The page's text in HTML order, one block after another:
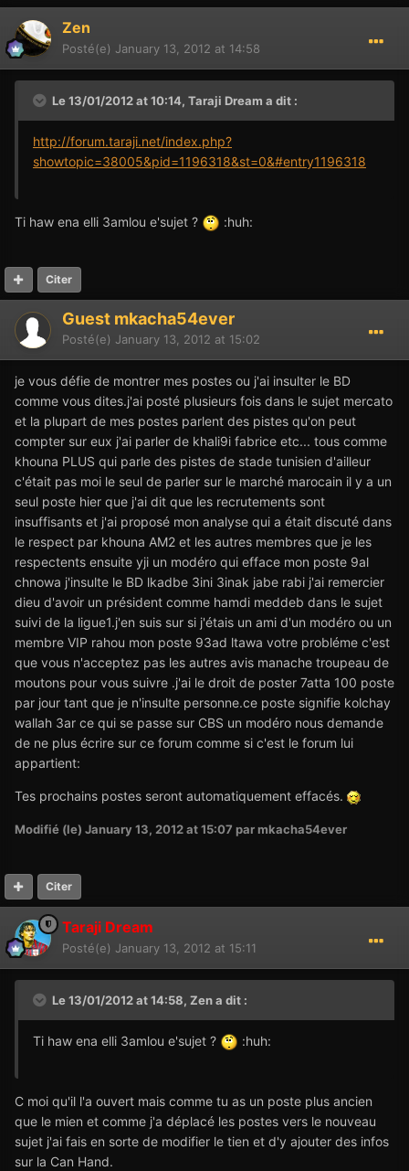
Zen
Posté(e) January 13, 2012 at 14:58
Le 13/01/2012 at 10:14, Taraji Dream a dit :
http://forum.taraji.net/index.php?
showtopic=38005&pid=1196318&st=0&#entry1196318
Ti haw ena elli 3amlou e'sujet ? :huh:
Citer
Guest mkacha54ever
Posté(e) January 13, 2012 at 15:02
je vous défie de montrer mes postes ou j'ai insulter le BD
comme vous dites.j'ai posté plusieurs fois dans le sujet mercato
et la plupart de mes postes parlent des pistes qu'on peut
compter sur eux j'ai parler de khali9i fabrice etc... tous comme
khouna PLUS qui parle des pistes de stade tunisien d'ailleur
c'était pas moi le seul de parler sur le marché marocain il y a un
seul poste hier que j'ai dit que les recrutements sont
insuffisants et j'ai proposé mon analyse qui a était discuté dans
le respect par khouna AM2 et les autres membres que je les
respectents ensuite yji un modéro qui efface mon poste 9al
chnowa j'insulte le BD lkadbe 3ini 3inak jabe rabi j'ai remercier
dieu d'avoir un président comme hamdi meddeb dans le sujet
suivi de la ligue1.j'en suis sur si j'étais un ami d'un modéro ou un
membre VIP rahou mon poste 93ad ltawa votre probléme c'est
que vous n'acceptez pas les autres avis manache troupeau de
moutons pour vous suivre .j'ai le droit de poster 7atta 100 poste
par jour tant que je n'insulte personne.ce poste signifie kolchay
wallah 3ar ce qui se passe sur CBS un modéro nous demande
de ne plus écrire sur ce forum comme si c'est le forum lui
appartient:
Tes prochains postes seront automatiquement effacés.
Modifié (le) January 13, 2012 at 15:07 par mkacha54ever
Citer
Taraji Dream
Posté(e) January 13, 2012 at 15:11
Le 13/01/2012 at 14:58, Zen a dit :
Ti haw ena elli 3amlou e'sujet ? :huh:
C moi qu'il l'a ouvert mais comme tu as un poste plus ancien
que le mien et comme j'a déplacé les postes vers le nouveau
sujet j'ai fais en sorte de modifier le tien et d'y ajouter des infos
sur la Can Hand.